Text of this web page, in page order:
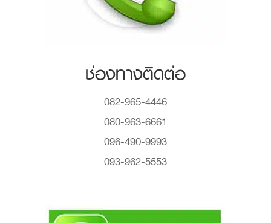
ช่องทางติดต่อ
082-965-4446
080-963-6661
096-490-9993
093-962-5553